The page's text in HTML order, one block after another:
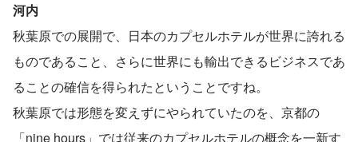
河内
秋葉原での展開で、日本のカプセルホテルが世界に誇れる
ものであること、さらに世界にも輸出できるビジネスであ
ることの確信を得られたということですね。
秋葉原では形態を変えずにやられていたのを、京都の
「nine hours」では従来のカプセルホテルの概念を一新す